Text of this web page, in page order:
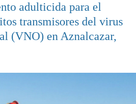
adulticida para el
transmisores del virus
(VNO) en Aznalcazar,